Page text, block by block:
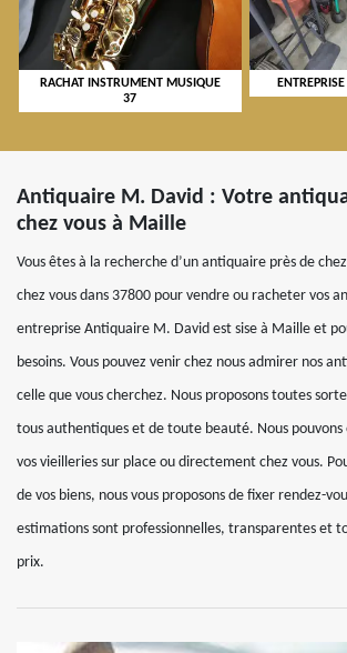
RACHAT INSTRUMENT MUSIQUE
37
Antiquaire M. David : Votre
chez vous à Maille
Vous êtes à la recherche d’un antiquaire près de
chez vous dans 37800 pour vendre ou racheter vos
entreprise Antiquaire M. David est sise à Maille et
besoins. Vous pouvez venir chez nous admirer nos
celle que vous cherchez. Nous proposons toutes
tous authentiques et de toute beauté. Nous
vos vieilleries sur place ou directement chez vous.
de vos biens, nous vous proposons de fixer rendez-
estimations sont professionnelles, transparentes et
prix.